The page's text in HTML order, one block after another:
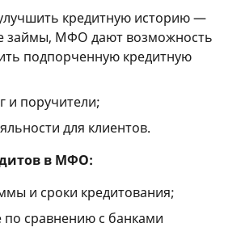
кредитную историю —
займы, МФО дают возможность
подпорченную кредитную
и поручители;
для клиентов.
в МФО:
и сроки кредитования;
по сравнению с банками